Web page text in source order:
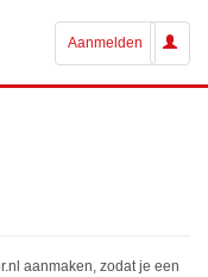
Aanmelden
aanmaken, zodat je een